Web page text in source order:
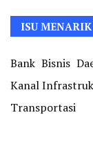
ISU MENARIK
Bank Bisnis
Kanal
Transportasi